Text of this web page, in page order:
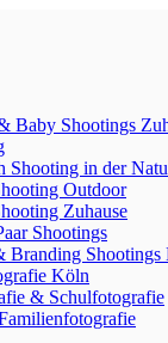
Baby Shootings
Shooting in der
Outdoor
Zuhause
Shootings
Branding
Köln
& Schulfotografie